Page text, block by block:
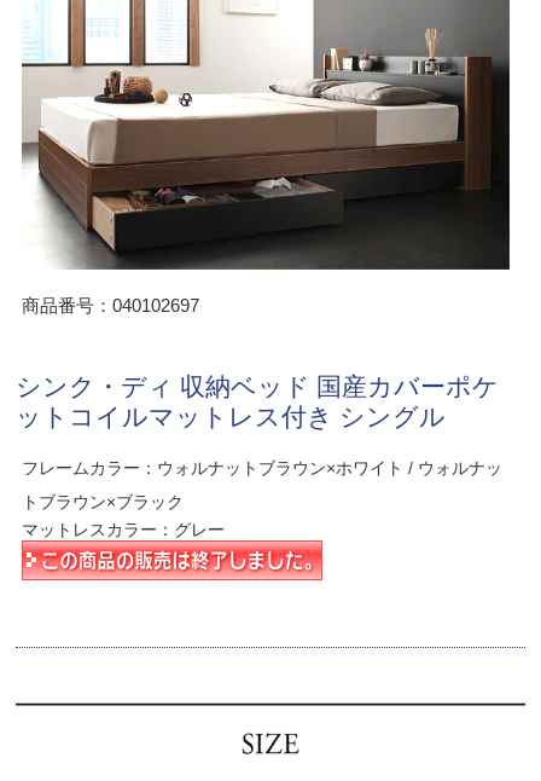
商品番号：040102697
シンク・ディ 収納ベッド 国産カバーポケ
ットコイルマットレス付き シングル
フレームカラー：ウォルナットブラウン×ホワイト / ウォルナッ
トブラウン×ブラック
マットレスカラー：グレー